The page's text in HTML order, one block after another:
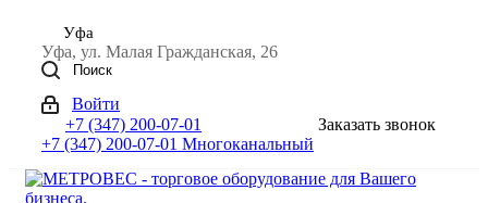
Уфа
Уфа, ул. Малая Гражданская, 26
Поиск
Войти
+7 (347) 200-07-01
+7 (347) 200-07-01 Многоканальный
Заказать звонок